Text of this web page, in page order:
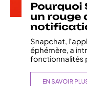
Pourquoi
un rouge
Snapchat,
éphémère, a
fonctionnalités
EN SAVOIR